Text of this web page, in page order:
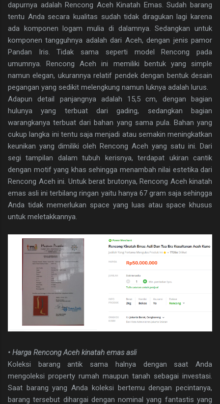
dapurnya adalah Rencong Aceh Kinatah Emas. Sudah barang
tentu Anda secara kualitas sudah tidak diragukan lagi karena
ada komponen logam mulia di dalamnya. Sedangkan untuk
komponen tangguhnya adalah dari Aceh, dengan jenis pamor
Pandan Iris. Tidak sama seperti model Rencong pada
umumnya. Rencong Aceh ini memiliki bentuk yang simple
namun elegan, ukurannya relatif pendek dengan bentuk desain
pegangan yang sedikit melengkung namun luknya adalah lurus.
Adapun detail panjangnya adalah 15,5 cm, dengan bagian
hulunya yang terbuat dari gading, sedangkan bagian
warangkanya terbuat dari bahan yang sama pula. Bahan yang
cukup langka ini tentu saja menjadi atau semakin meningkatkan
keunikan yang dimiliki oleh Rencong Aceh yang satu ini. Dari
segi tampilan dalam tubuh kerisnya, terdapat ukiran cantik
dengan motif yang khas sehingga menambah nilai estetika dari
Rencong Aceh ini. Untuk berat brutonya, Rencong Aceh kinatah
emas asli ini terbilang ringan yaitu hanya 67 gram saja sehingga
Anda tidak memerlukan space yang luas atau space khusus
untuk meletakkannya.
• Harga Rencong Aceh kinatah emas asli
Koleksi barang antik sama halnya dengan saat Anda
mengoleksi property rumah maupun tanah sebagai investasi.
Saat barang yang Anda koleksi bertemu dengan pecintanya,
barang tersebut dihargai dengan nominal yang fantastis yang